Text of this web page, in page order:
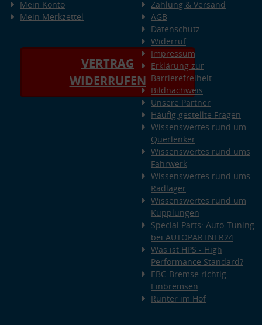
Mein Konto
Mein Merkzettel
VERTRAG
WIDERRUFEN
Zahlung & Versand
AGB
Datenschutz
Widerruf
Impressum
Erklärung zur
Barrierefreiheit
Bildnachweis
Unsere Partner
Häufig gestellte Fragen
Wissenswertes rund um
Querlenker
Wissenswertes rund ums
Fahrwerk
Wissenswertes rund ums
Radlager
Wissenswertes rund um
Kupplungen
Special Parts: Auto-Tuning
bei AUTOPARTNER24
Was ist HPS - High
Performance Standard?
EBC-Bremse richtig
Einbremsen
Runter im Hof